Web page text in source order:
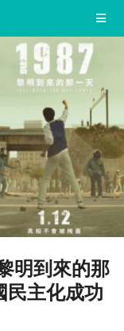
明到來的那
民主化成功